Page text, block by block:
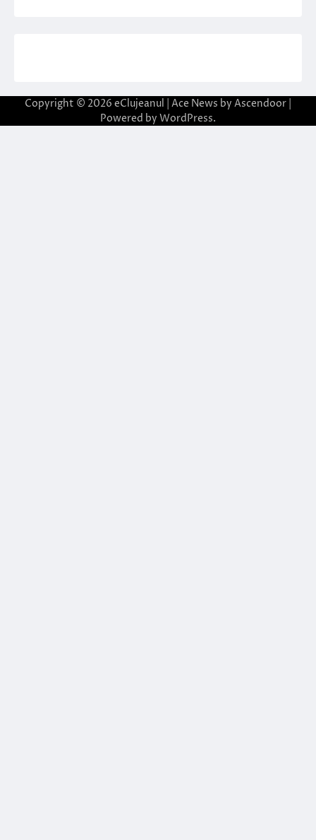
Copyright © 2026 eClujeanul | Ace News by Ascendoor
Powered by WordPress.